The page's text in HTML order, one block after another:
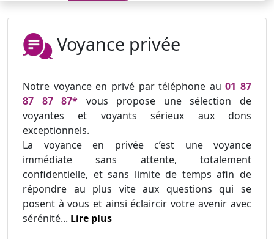
Voyance privée
Notre voyance en privé par téléphone au01 87
87 87 87* vous propose une sélection de
voyantes et voyants sérieux aux dons
exceptionnels.
La voyance en privée c’est une voyance
immédiate sans attente, totalement
confidentielle, et sans limite de temps afin de
répondre au plus vite aux questions qui se
posent à vous et ainsi éclaircir votre avenir avec
sérénité... Lire plus